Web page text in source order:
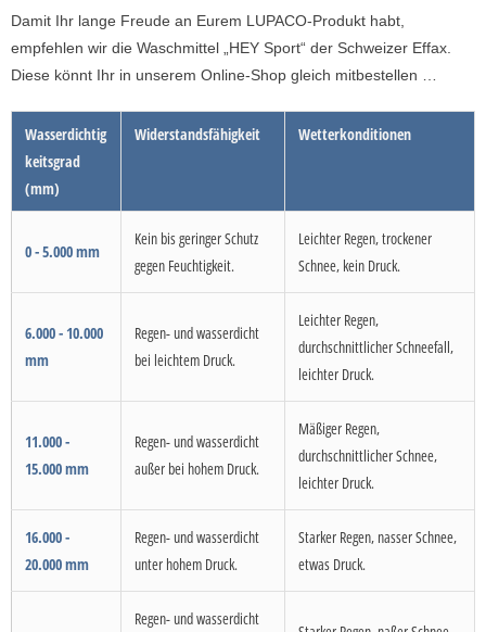
Damit Ihr lange Freude an Eurem LUPACO-Produkt habt,
empfehlen wir die Waschmittel „HEY Sport“ der Schweizer Effax.
Diese könnt Ihr in unserem Online-Shop gleich mitbestellen …
Wasserdichtig
keitsgrad
(mm)
Widerstandsfähigkeit Wetterkonditionen
0 - 5.000 mm
Kein bis geringer Schutz
gegen Feuchtigkeit.
Leichter Regen, trockener
Schnee, kein Druck.
6.000 - 10.000
mm
Regen- und wasserdicht
bei leichtem Druck.
Leichter Regen,
durchschnittlicher Schneefall,
leichter Druck.
11.000 -
15.000 mm
Regen- und wasserdicht
außer bei hohem Druck.
Mäßiger Regen,
durchschnittlicher Schnee,
leichter Druck.
16.000 -
20.000 mm
Regen- und wasserdicht
unter hohem Druck.
Starker Regen, nasser Schnee,
etwas Druck.
Regen- und wasserdicht